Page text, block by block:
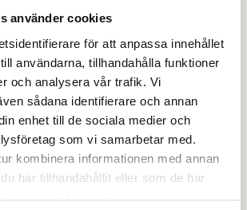
använder cookies
för att anpassa innehållet
användarna, tillhandahålla funktioner
och analysera vår trafik. Vi
sådana identifierare och annan
enhet till de sociala medier och
som vi samarbetar med.
kombinera informationen med annan
har tillhandahållit eller som de har
använt deras tjänster.